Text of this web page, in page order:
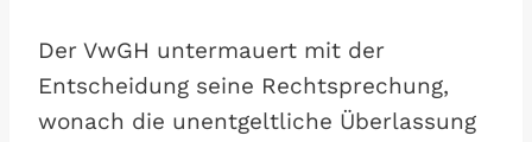
Der VwGH untermauert mit der
Entscheidung seine Rechtsprechung,
wonach die unentgeltliche Überlassung